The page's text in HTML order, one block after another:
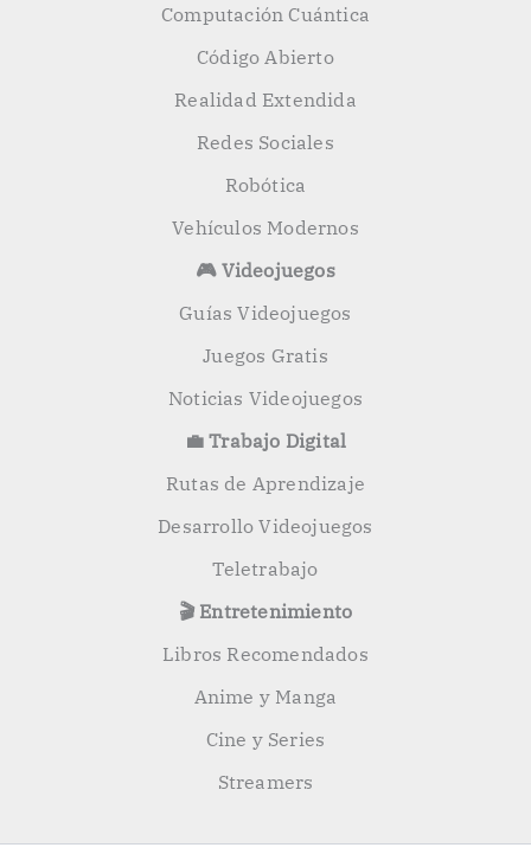
Computación Cuántica
Código Abierto
Realidad Extendida
Redes Sociales
Robótica
Vehículos Modernos
🎮 Videojuegos
Guías Videojuegos
Juegos Gratis
Noticias Videojuegos
💼 Trabajo Digital
Rutas de Aprendizaje
Desarrollo Videojuegos
Teletrabajo
🎬 Entretenimiento
Libros Recomendados
Anime y Manga
Cine y Series
Streamers